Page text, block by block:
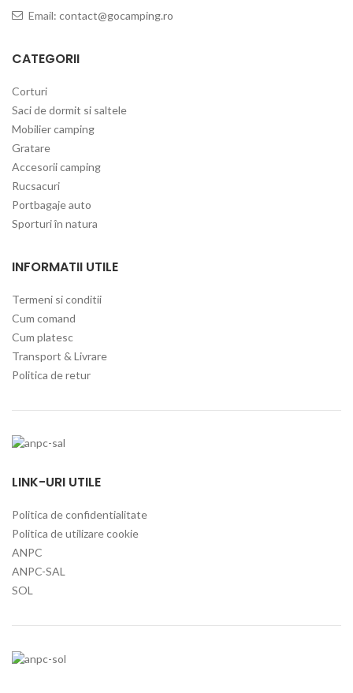
Email: contact@gocamping.ro
CATEGORII
Corturi
Saci de dormit si saltele
Mobilier camping
Gratare
Accesorii camping
Rucsacuri
Portbagaje auto
Sporturi în natura
INFORMATII UTILE
Termeni si conditii
Cum comand
Cum platesc
Transport & Livrare
Politica de retur
LINK-URI UTILE
Politica de confidentialitate
Politica de utilizare cookie
ANPC
ANPC-SAL
SOL